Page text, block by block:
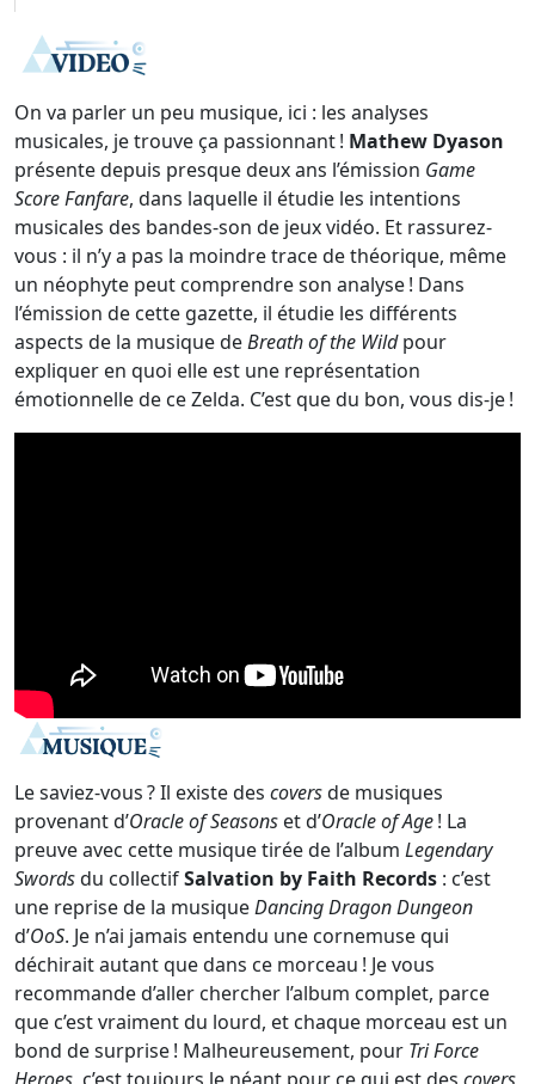
On va parler un peu musique, ici : les analyses
musicales, je trouve ça passionnant ! Mathew Dyason
présente depuis presque deux ans l’émission Game
Score Fanfare, dans laquelle il étudie les intentions
musicales des bandes-son de jeux vidéo. Et rassurez-
vous : il n’y a pas la moindre trace de théorique, même
un néophyte peut comprendre son analyse ! Dans
l’émission de cette gazette, il étudie les différents
aspects de la musique deBreath of the Wildpour
expliquer en quoi elle est une représentation
émotionnelle de ce Zelda. C’est que du bon, vous dis-je !
Le saviez-vous ? Il existe des coversde musiques
provenant d’Oracle of Seasons et d’Oracle of Age! La
preuve avec cette musique tirée de l’album Legendary
Swordsdu collectifSalvation by Faith Records : c’est
une reprise de la musiqueDancing Dragon Dungeon
d’OoS. Je n’ai jamais entendu une cornemuse qui
déchirait autant que dans ce morceau ! Je vous
recommande d’aller chercher l’album complet, parce
que c’est vraiment du lourd, et chaque morceau est un
bond de surprise ! Malheureusement, pour Tri Force